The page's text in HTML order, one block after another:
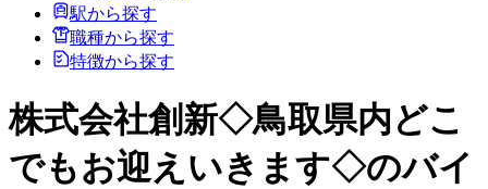
駅から探す
職種から探す
特徴から探す
株式会社創新◇鳥取県内どこ
でもお迎えいきます◇のバイ